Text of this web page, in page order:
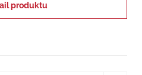
produktu